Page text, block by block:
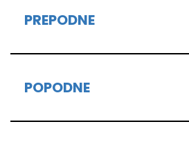
PREPODNE
POPODNE